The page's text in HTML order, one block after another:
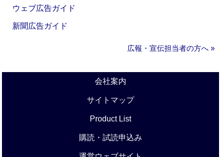
ウェブ広告ガイド
新聞広告ガイド
広報・宣伝担当者の方へ »
会社案内
サイトマップ
Product List
購読・試読申込み